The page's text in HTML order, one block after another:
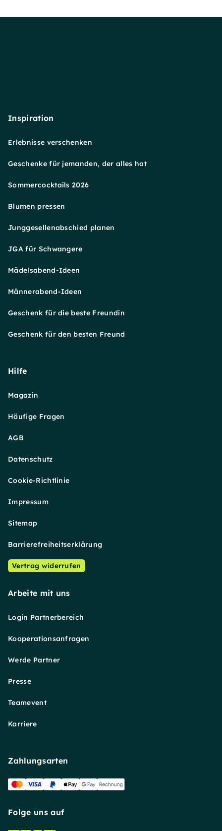
Inspiration
Erlebnisse verschenken
Geschenke für jemanden, der alles hat
Sommercocktails 2026
Blumen pressen
Junggesellenabschied planen
JGA für Schwangere
Mädelsabend-Ideen
Männerabend-Ideen
Geschenk für die beste Freundin
Geschenk für den besten Freund
Hilfe
Magazin
Häufige Fragen
AGB
Datenschutz
Cookie-Richtlinie
Impressum
Sitemap
Barrierefreiheitserklärung
Vertrag widerrufen
Arbeite mit uns
Login Partnerbereich
Kooperationsanfragen
Werde Partner
Presse
Teamevent
Karriere
Zahlungsarten
Folge uns auf